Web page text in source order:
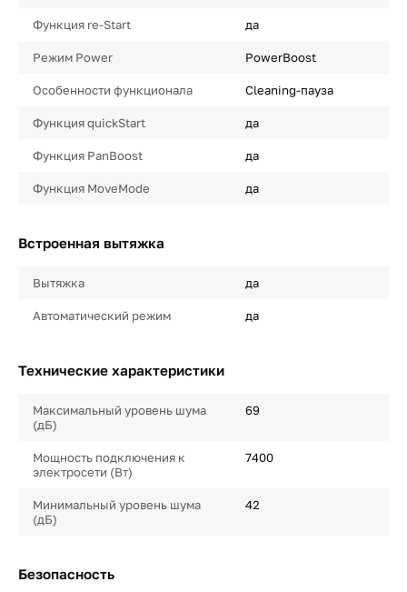
Функция re-Start да
Режим Power PowerBoost
Особенности функционала Cleaning-пауза
Функция quickStart да
Функция PanBoost да
Функция MoveMode да
Встроенная вытяжка
Вытяжка да
Автоматический режим да
Технические характеристики
Максимальный уровень шума
(дБ)
69
Мощность подключения к
электросети (Вт)
7400
Минимальный уровень шума
(дБ)
42
Безопасность